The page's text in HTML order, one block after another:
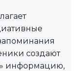
создают
информацию,